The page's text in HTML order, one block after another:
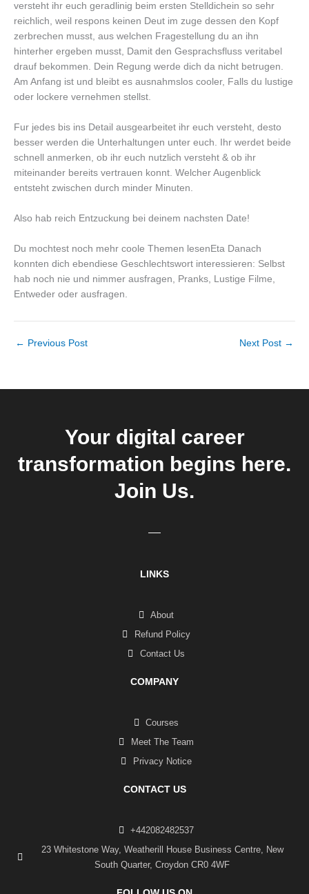
versteht ihr euch geradlinig beim ersten Stelldichein so sehr
reichlich, weil respons keinen Deut im zuge dessen den Kopf
zerbrechen musst, aus welchen Fragestellung du an ihn
hinterher ergeben musst, Damit den Gesprachsfluss veritabel
drauf bekommen. Dein Regung werde dich da nicht betrugen.
Am Anfang ist und bleibt es ausnahmslos cooler, Falls du lustige
oder lockere vernehmen stellst.
Fur jedes bis ins Detail ausgearbeitet ihr euch versteht, desto
besser werden die Unterhaltungen unter euch. Ihr werdet beide
schnell anmerken, ob ihr euch nutzlich versteht & ob ihr
miteinander bereits vertrauen konnt. Welcher Augenblick
entsteht zwischen durch minder Minuten.
Also hab reich Entzuckung bei deinem nachsten Date!
Du mochtest noch mehr coole Themen lesenEta Danach
konnten dich ebendiese Geschlechtswort interessieren: Selbst
hab noch nie und nimmer ausfragen, Pranks, Lustige Filme,
Entweder oder ausfragen.
← Previous Post Next Post →
Your digital career
transformation begins here.
Join Us.
LINKS
About
Refund Policy
Contact Us
COMPANY
Courses
Meet The Team
Privacy Notice
CONTACT US
+442082482537
23 Whitestone Way, Weatherill House Business Centre, New
South Quarter, Croydon CR0 4WF